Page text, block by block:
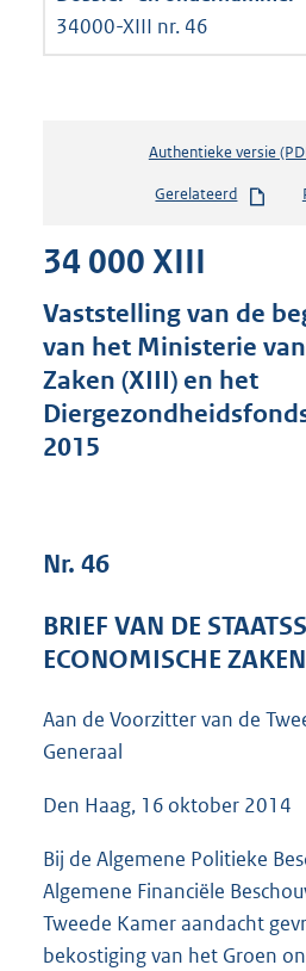
34000-XIII nr. 46
Authentieke versie
Gerelateerd
34 000 XIII
Vaststelling van de
van het Ministerie
Zaken (XIII) en het
2015
Nr. 46
BRIEF VAN DE
ECONOMISCHE ZAKEN
Aan de Voorzitter van de
Generaal
Den Haag, 16 oktober 2014
Bij de Algemene Politieke
Algemene Financiële
Tweede Kamer aandacht
bekostiging van het Groen